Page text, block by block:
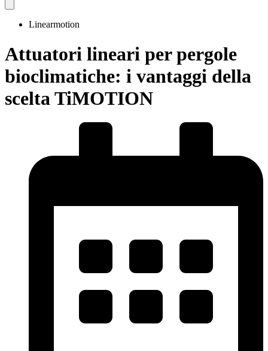
Linearmotion
Attuatori lineari per pergole
bioclimatiche: i vantaggi della
scelta TiMOTION